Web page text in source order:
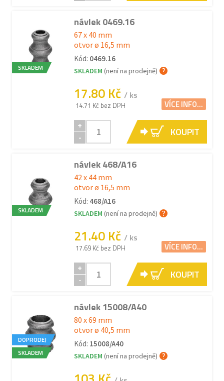
SKLADEM
návlek 0469.16
67 x 40 mm
otvor ø 16,5 mm
Kód: 0469.16
SKLADEM (není na prodejně)
17.80 Kč / ks
14.71 Kč bez DPH VÍCE INFO...
+
-
KOUPIT
SKLADEM
návlek 468/A16
42 x 44 mm
otvor ø 16,5 mm
Kód: 468/A16
SKLADEM (není na prodejně)
21.40 Kč / ks
17.69 Kč bez DPH VÍCE INFO...
+
-
KOUPIT
DOPRODEJ
SKLADEM
návlek 15008/A40
80 x 69 mm
otvor ø 40,5 mm
Kód: 15008/A40
SKLADEM (není na prodejně)